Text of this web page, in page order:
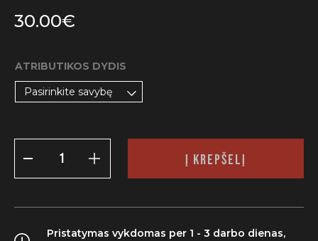
30.00€
ATRIBUTIKOS DYDIS
Pasirinkite savybę
KIEKIS:
MARŠKINĖLIAI
BALLS"
Į KREPŠELĮ
Pristatymas vykdomas per 1 - 3 darbo dienas,